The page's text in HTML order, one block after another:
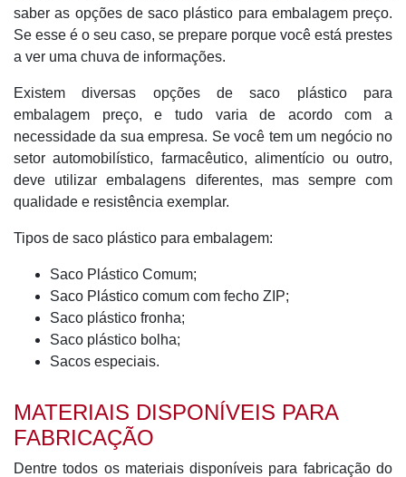
saber as opções de saco plástico para embalagem preço.
Se esse é o seu caso, se prepare porque você está prestes
a ver uma chuva de informações.
Existem diversas opções de saco plástico para
embalagem preço, e tudo varia de acordo com a
necessidade da sua empresa. Se você tem um negócio no
setor automobilístico, farmacêutico, alimentício ou outro,
deve utilizar embalagens diferentes, mas sempre com
qualidade e resistência exemplar.
Tipos de saco plástico para embalagem:
Saco Plástico Comum;
Saco Plástico comum com fecho ZIP;
Saco plástico fronha;
Saco plástico bolha;
Sacos especiais.
MATERIAIS DISPONÍVEIS PARA
FABRICAÇÃO
Dentre todos os materiais disponíveis para fabricação do